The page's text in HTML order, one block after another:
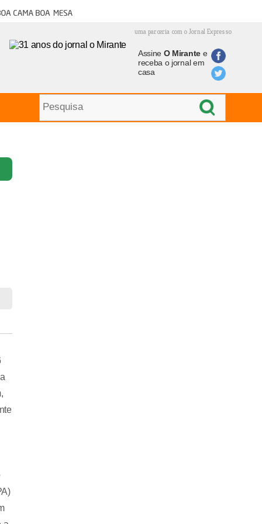
cama boa mesa
uma parceria com o Jornal Expresso
Assine O Mirantee
receba o jornal em
casa